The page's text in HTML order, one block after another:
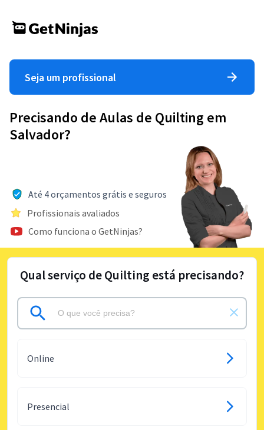
Seja um profissional
Precisando de Aulas de Quilting em
Salvador?
Até 4 orçamentos grátis e seguros
Profissionais avaliados
Como funciona o GetNinjas?
Qual serviço de Quilting está precisando?
Online
Presencial